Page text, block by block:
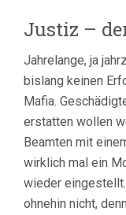
Justiz –
Jahrelange, ja
bislang keinen
Mafia.
erstatten wollen
Beamten mit
wirklich mal ein
wieder
ohnehin nicht,